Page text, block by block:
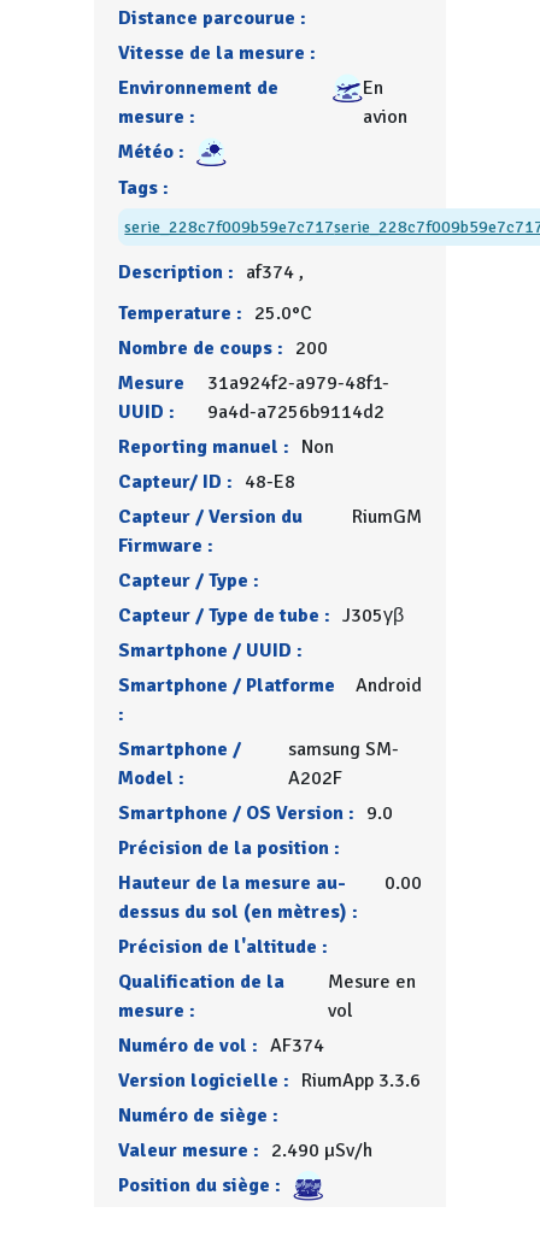
Distance parcourue :
Vitesse de la mesure :
Environnement de
mesure :
En
avion
Météo :
Tags :
serie_228c7f009b59e7c717
Description : af374 ,
Temperature : 25.0°C
Nombre de coups : 200
Mesure
UUID :
31a924f2-a979-48f1-
9a4d-a7256b9114d2
Reporting manuel : Non
Capteur/ ID : 48-E8
Capteur / Version du
Firmware :
RiumGM
Capteur / Type :
Capteur / Type de tube : J305γβ
Smartphone / UUID :
Smartphone / Platforme
:
Android
Smartphone /
Model :
samsung SM-
A202F
Smartphone / OS Version : 9.0
Précision de la position :
Hauteur de la mesure au-
dessus du sol (en mètres) :
0.00
Précision de l'altitude :
Qualification de la
mesure :
Mesure en
vol
Numéro de vol : AF374
Version logicielle : RiumApp 3.3.6
Numéro de siège :
Valeur mesure : 2.490 µSv/h
Position du siège :